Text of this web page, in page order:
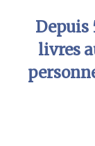
Depuis
livres